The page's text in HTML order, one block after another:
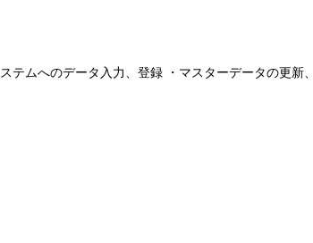
テムへのデータ入力、登録 ・マスターデータの更新